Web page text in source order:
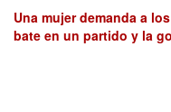
Una mujer demanda a
bate en un partido y la